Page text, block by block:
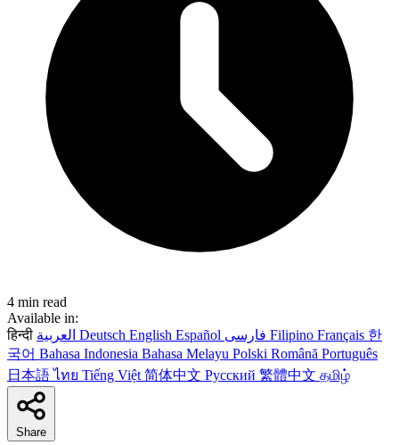
4 min read
Available in:
हिन्दी
Deutsch English Español Filipino Français 한
국어 Bahasa Indonesia Bahasa Melayu Polski Română Português
日本語ไทย Tiếng Việt 简体中文 Русский 繁體中文 தமிழ்
Share